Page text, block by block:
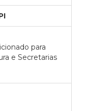
para
e Secretarias